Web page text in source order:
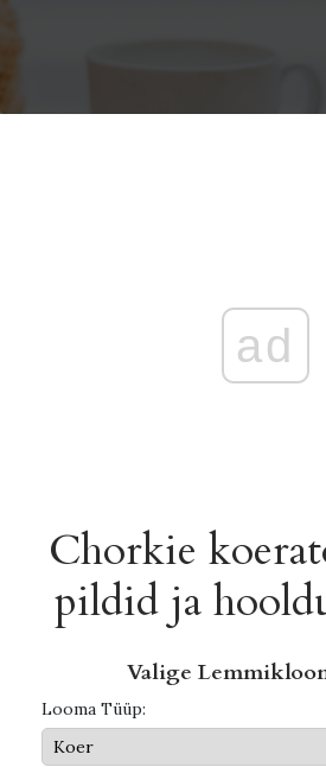
ad
Chorkie
pildid ja
Valige
Looma Tüüp: